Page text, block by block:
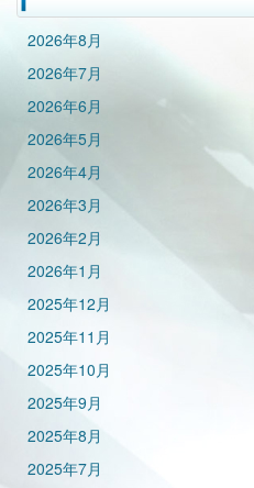
2026年8月
2026年7月
2026年6月
2026年5月
2026年4月
2026年3月
2026年2月
2026年1月
2025年12月
2025年11月
2025年10月
2025年9月
2025年8月
2025年7月